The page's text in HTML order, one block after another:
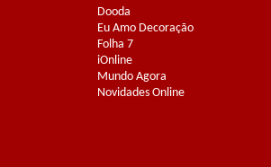
Dooda
Eu Amo Decoração
Folha 7
iOnline
Mundo Agora
Novidades Online